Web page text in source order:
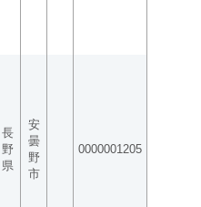
長
野
県
安
曇
野
市
0000001205